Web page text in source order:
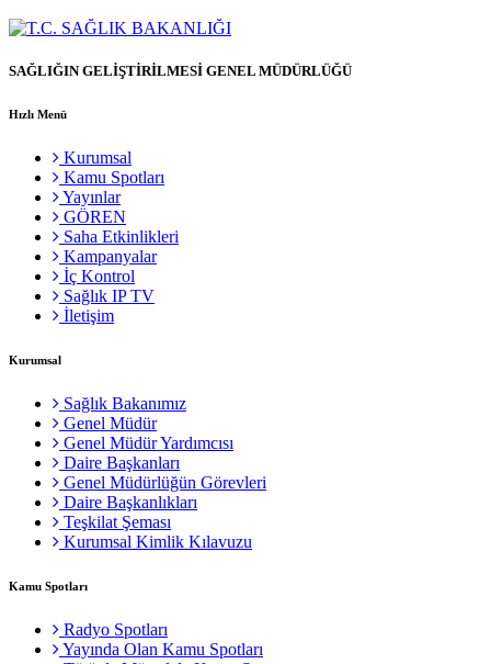
SAĞLIĞIN GELİŞTİRİLMESİ GENEL MÜDÜRLÜĞÜ
Hızlı Menü
Kurumsal
Kamu Spotları
Yayınlar
GÖREN
Saha Etkinlikleri
Kampanyalar
İç Kontrol
Sağlık IP TV
İletişim
Kurumsal
Sağlık Bakanımız
Genel Müdür
Genel Müdür Yardımcısı
Daire Başkanları
Genel Müdürlüğün Görevleri
Daire Başkanlıkları
Teşkilat Şeması
Kurumsal Kimlik Kılavuzu
Kamu Spotları
Radyo Spotları
Yayında Olan Kamu Spotları